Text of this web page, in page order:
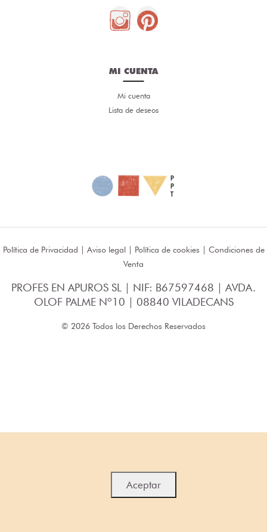
MI CUENTA
Mi cuenta
Lista de deseos
Política de Privacidad | Aviso legal| Política de cookies | Condiciones de
Venta
PROFES EN APUROS SL | NIF: B67597468 | AVDA.
OLOF PALME Nº10 | 08840 VILADECANS
© 2026 Todos los Derechos Reservados
Aceptar